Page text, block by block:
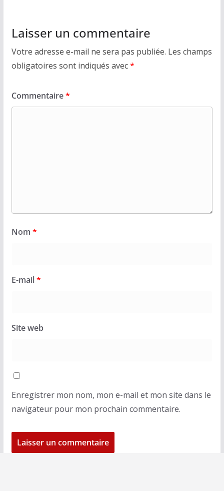
Laisser un commentaire
Votre adresse e-mail ne sera pas publiée. Les champs
obligatoires sont indiqués avec*
Commentaire*
Nom *
E-mail*
Site web
Enregistrer mon nom, mon e-mail et mon site dans le
navigateur pour mon prochain commentaire.